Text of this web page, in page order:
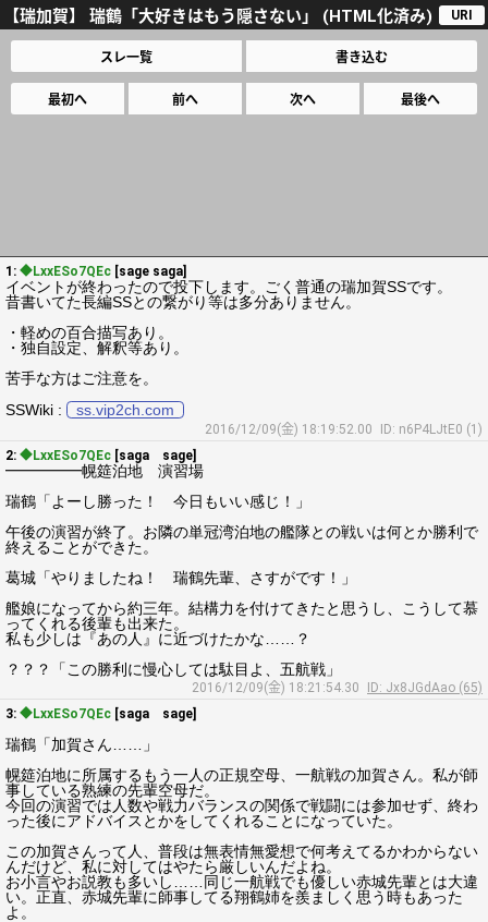
【瑞加賀】 瑞鶴「大好きはもう隠さない」 (HTML化済み) URI
スレ一覧 書き込む
最初へ 前へ 次へ 最後へ
1: ◆LxxESo7QEc [sage saga]
イベントが終わったので投下します。ごく普通の瑞加賀SSです。
昔書いてた長編SSとの繋がり等は多分ありません。
・軽めの百合描写あり。
・独自設定、解釈等あり。
苦手な方はご注意を。
SSWiki :
ss.vip2ch.com
2016/12/09(金) 18:19:52.00
ID: n6P4LJtE0 (1)
2: ◆LxxESo7QEc [saga sage]
━━━━━幌筵泊地 演習場
瑞鶴「よーし勝った！ 今日もいい感じ！」
午後の演習が終了。お隣の単冠湾泊地の艦隊との戦いは何とか勝利で
終えることができた。
葛城「やりましたね！ 瑞鶴先輩、さすがです！」
艦娘になってから約三年。結構力を付けてきたと思うし、こうして慕
ってくれる後輩も出来た。
私も少しは『あの人』に近づけたかな……？
？？？「この勝利に慢心しては駄目よ、五航戦」
2016/12/09(金) 18:21:54.30
ID: Jx8JGdAao (65)
3: ◆LxxESo7QEc [saga sage]
瑞鶴「加賀さん……」
幌筵泊地に所属するもう一人の正規空母、一航戦の加賀さん。私が師
事している熟練の先輩空母だ。
今回の演習では人数や戦力バランスの関係で戦闘には参加せず、終わ
った後にアドバイスとかをしてくれることになっていた。
この加賀さんって人、普段は無表情無愛想で何考えてるかわからない
んだけど、私に対してはやたら厳しいんだよね。
お小言やお説教も多いし……同じ一航戦でも優しい赤城先輩とは大違
い。正直、赤城先輩に師事してる翔鶴姉を羨ましく思う時もあった
よ。